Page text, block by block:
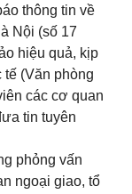
thông tin về
Nội (số 17
hiệu quả, kịp
(Văn phòng
các cơ quan
tin tuyên
phỏng vấn
ngoại giao, tổ